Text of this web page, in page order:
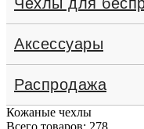
Аксессуары
Распродажа
Кожаные чехлы
Всего товаров: 278